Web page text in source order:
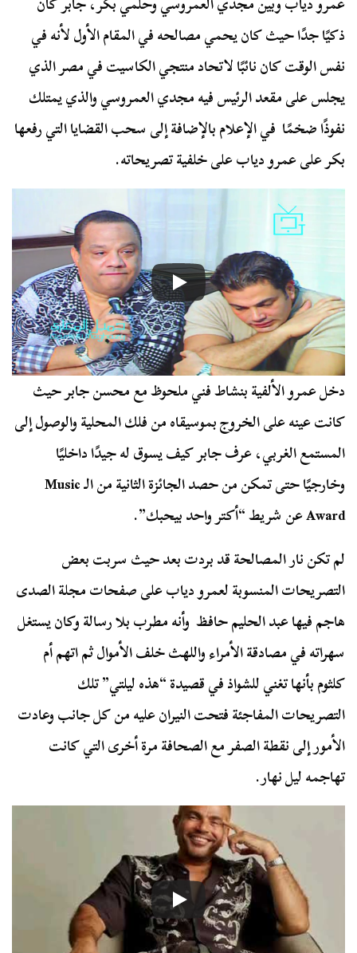
ذكيًا جدًا حيث كان يحمي مصالحه في المقام الأول لأنه في
نفس الوقت كان نائبًا لاتحاد منتجي الكاسيت في مصر الذي
يجلس على مقعد الرئيس فيه مجدي العمروسي والذي يمتلك
نفوذًا ضخمًا في الإعلام بالإضافة إلى سحب القضايا التي رفعها
بكر على عمرو دياب على خلفية تصريحاته.
دخل عمرو الألفية بنشاط فني ملحوظ مع محسن جابر حيث
كانت عينه على الخروج بموسيقاه من فلك المحلية والوصول إلى
المستمع الغربي، عرف جابر كيف يسوق له جيدًا داخليًا
وخارجيًا حتى تمكن من حصد الجائزة الثانية من الـMusic
Awardعن شريط “أكتر واحد بيحبك”.
لم تكن نار المصالحة قد بردت بعد حيث سربت بعض
التصريحات المنسوبة لعمرو دياب على صفحات مجلة الصدى
هاجم فيها عبد الحليم حافظ وأنه مطرب بلا رسالة وكان يستغل
سهراته في مصادقة الأمراء واللهث خلف الأموال ثم اتهم أم
كلثوم بأنها تغني للشواذ في قصيدة “هذه ليلتي” تلك
التصريحات المفاجئة فتحت النيران عليه من كل جانب وعادت
الأمور إلى نقطة الصفر مع الصحافة مرة أخرى التي كانت
تهاجمه ليل نهار.